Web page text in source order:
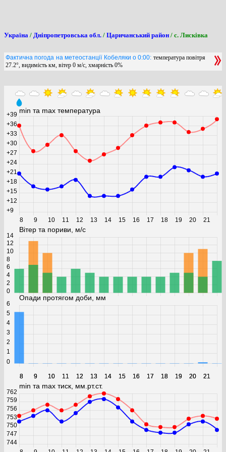
Україна / Дніпропетровська обл. / Царичанський район / с. Лисківка
Фактична погода на метеостанції Кобеляки о 0:00: температура повітря
27.2°, видимість км, вітер 0 м/с, хмарність 0%
min та max температура
8 9 10 11 12 13 14 15 16 17 18 19 20 21
+9
+12
+15
+18
+21
+24
+27
+30
+33
+36
+39
Вітер та пориви, м/с
8 9 10 11 12 13 14 15 16 17 18 19 20 21
0
2
4
6
8
10
12
14
Опади протягом доби, мм
8 9 10 11 12 13 14 15 16 17 18 19 20 21
0
1
2
3
4
5
6
min та max тиск, мм.рт.ст.
744
747
750
753
756
759
762